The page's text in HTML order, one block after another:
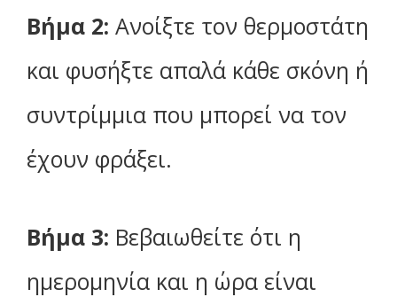
Βήμα 2: Ανοίξτε τον θερμοστάτη
και φυσήξτε απαλά κάθε σκόνη ή
συντρίμμια που μπορεί να τον
έχουν φράξει.
Βήμα 3: Βεβαιωθείτε ότι η
ημερομηνία και η ώρα είναι